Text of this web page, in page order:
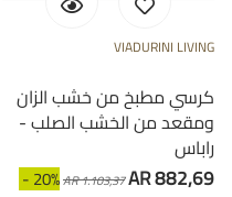
VIADURINI LIVING
كرسي مطبخ من خشب الزان
ومقعد من الخشب الصلب -
راباس
- 20%AR 1.103,37AR 882,69